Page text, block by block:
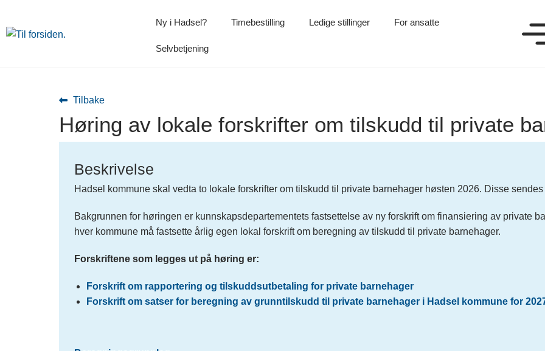
Ny i Hadsel? Timebestilling Ledige stillinger For ansatte
Selvbetjening
Tilbake
Høring av lokale forskrifter om tilskudd til private
Beskrivelse
Hadsel kommune skal vedta to lokale forskrifter om tilskudd til private barnehager høsten 2026. Disse
Bakgrunnen for høringen er kunnskapsdepartementets fastsettelse av ny forskrift om finansiering av private
hver kommune må fastsette årlig egen lokal forskrift om beregning av tilskudd til private barnehager.
Forskriftene som legges ut på høring er:
Forskrift om rapportering og tilskuddsutbetaling for private barnehager
Forskrift om satser for beregning av grunntilskudd til private barnehager i Hadsel kommune for